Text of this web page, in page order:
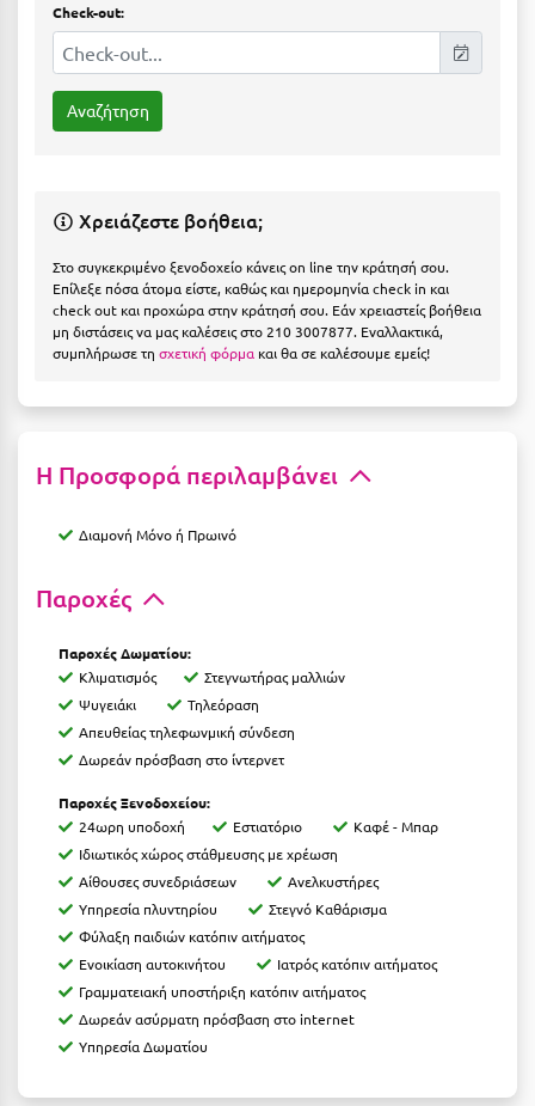
Ζαγοροχώρια
Ζάκυνθος
Θάσος
Θεσσαλονίκη
Ικαρία
Ιωάννινα
Καβάλα
Καλάβρυτα
Καλαμάτα
Κάλαμος
Καλαμπάκα
Κάλυμνος
Check-out:
Χρειάζεστε βοήθεια;
Στο συγκεκριμένο ξενοδοχείο κάνεις on line την κράτησή σου.
Επίλεξε πόσα άτομα είστε, καθώς και ημερομηνία check in και
check out και προχώρα στην κράτησή σου. Εάν χρειαστείς βοήθεια
μη διστάσεις να μας καλέσεις στο 210 3007877. Εναλλακτικά,
συμπλήρωσε τη σχετική φόρμα και θα σε καλέσουμε εμείς!
Η Προσφορά περιλαμβάνει
Διαμονή Μόνο ή Πρωινό
Παροχές
Παροχές Δωματίου:
Κλιματισμός
Στεγνωτήρας μαλλιών
Ψυγειάκι
Τηλεόραση
Απευθείας τηλεφωνμική σύνδεση
Δωρεάν πρόσβαση στο ίντερνετ
Παροχές Ξενοδοχείου:
24ωρη υποδοχή
Εστιατόριο
Καφέ - Μπαρ
Ιδιωτικός χώρος στάθμευσης με χρέωση
Αίθουσες συνεδριάσεων
Ανελκυστήρες
Υπηρεσία πλυντηρίου
Στεγνό Καθάρισμα
Φύλαξη παιδιών κατόπιν αιτήματος
Ενοικίαση αυτοκινήτου
Ιατρός κατόπιν αιτήματος
Γραμματειακή υποστήριξη κατόπιν αιτήματος
Δωρεάν ασύρματη πρόσβαση στο internet
Υπηρεσία Δωματίου